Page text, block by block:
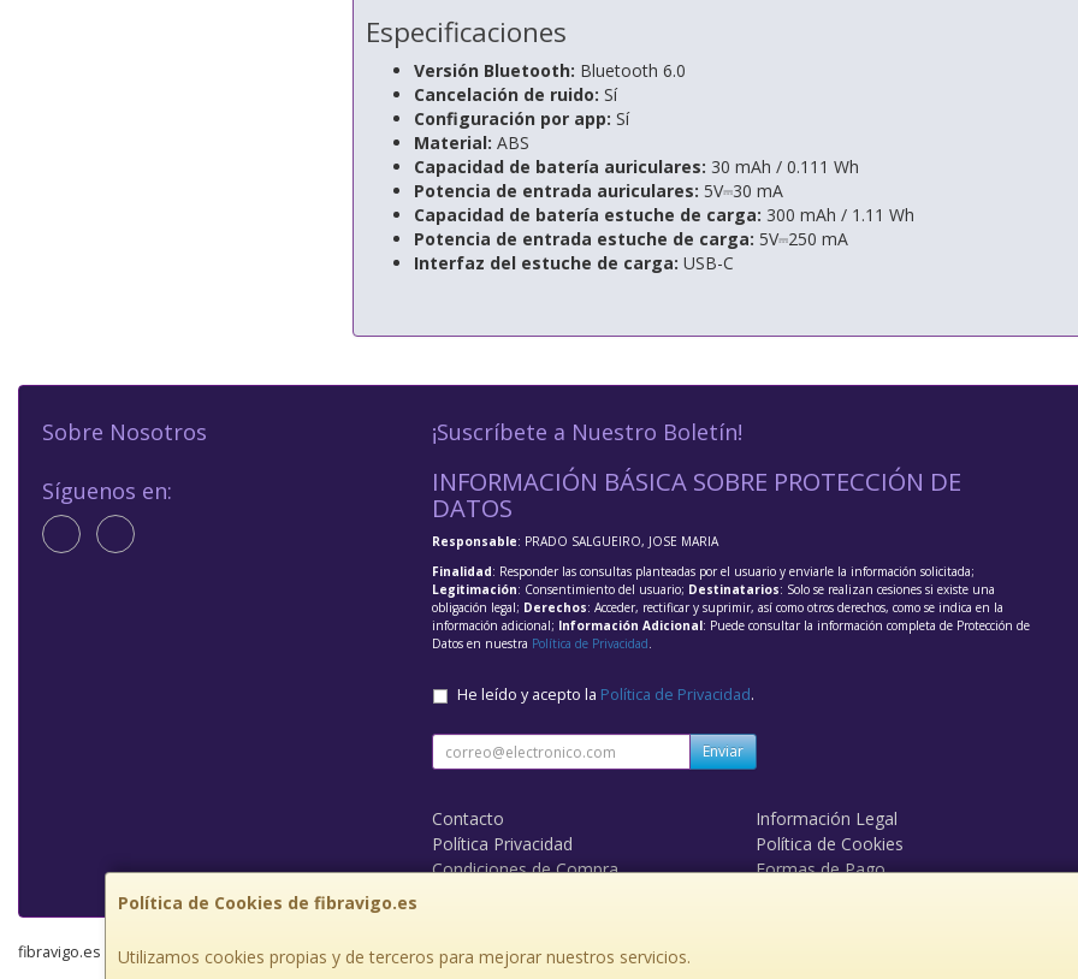
Especificaciones
Versión Bluetooth: Bluetooth 6.0
Cancelación de ruido: Sí
Configuración por app: Sí
Material: ABS
Capacidad de batería auriculares: 30 mAh / 0.111 Wh
Potencia de entrada auriculares: 5V⎓30 mA
Capacidad de batería estuche de carga: 300 mAh / 1.11 Wh
Potencia de entrada estuche de carga: 5V⎓250 mA
Interfaz del estuche de carga: USB-C
Política de Cookies de fibravigo.es
Utilizamos cookies propias y de terceros para mejorar nuestros servicios.
Sobre Nosotros
Síguenos en:
¡Suscríbete a Nuestro Boletín!
INFORMACIÓN BÁSICA SOBRE PROTECCIÓN DE
DATOS
Responsable: PRADO SALGUEIRO, JOSE MARIA
Finalidad: Responder las consultas planteadas por el usuario y enviarle la información solicitada;
Legitimación: Consentimiento del usuario; Destinatarios: Solo se realizan cesiones si existe una
obligación legal; Derechos: Acceder, rectificar y suprimir, así como otros derechos, como se indica en la
información adicional; Información Adicional: Puede consultar la información completa de Protección de
Datos en nuestra Política de Privacidad.
He leído y acepto la Política de Privacidad.
Enviar
Contacto
Información Legal
Política Privacidad
Política de Cookies
Condiciones de Compra
Formas de Pago
fibravigo.es © 2026